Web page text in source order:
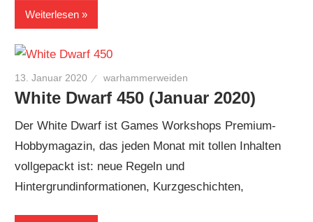
Weiterlesen
13. Januar 2020 warhammerweiden
White Dwarf 450 (Januar 2020)
Der White Dwarf ist Games Workshops Premium-
Hobbymagazin, das jeden Monat mit tollen Inhalten
vollgepackt ist: neue Regeln und
Hintergrundinformationen, Kurzgeschichten,